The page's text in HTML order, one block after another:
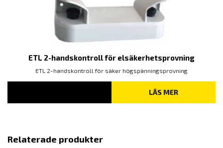
ETL 2-handskontroll för elsäkerhetsprovning
ETL 2-handskontroll för säker högspänningsprovning
LÄS MER
Relaterade produkter